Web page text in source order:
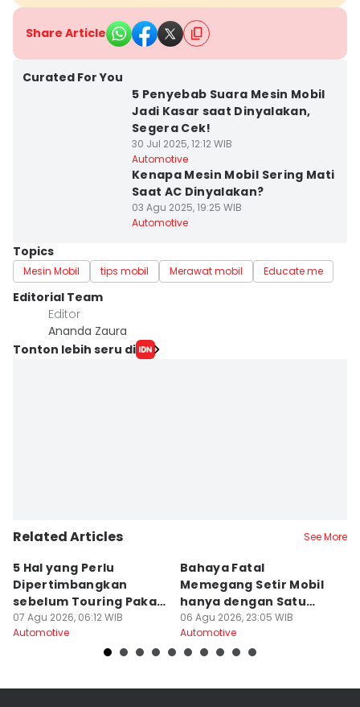
Share Article
Curated For You
5 Penyebab Suara Mesin Mobil
Jadi Kasar saat Dinyalakan,
Segera Cek!
30 Jul 2025, 12:12 WIB
Automotive
Kenapa Mesin Mobil Sering Mati
Saat AC Dinyalakan?
03 Agu 2025, 19:25 WIB
Automotive
Topics
Mesin Mobil tips mobil Merawat mobil Educate me
Editorial Team
Editor
Ananda Zaura
Tonton lebih seru di
Related Articles See More
5 Hal yang Perlu
Dipertimbangkan
sebelum Touring Pakai
Motor Matic
07 Agu 2026, 06:12 WIB
Automotive
Bahaya Fatal
Memegang Setir Mobil
hanya dengan Satu
Tangan
06 Agu 2026, 23:05 WIB
Automotive